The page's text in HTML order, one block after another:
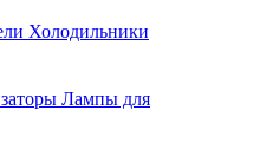
Холодильники
Лампы для